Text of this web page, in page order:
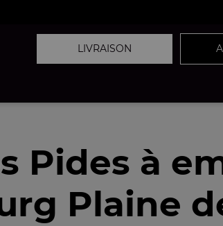
LIVRAISON
Pides à
Plaine